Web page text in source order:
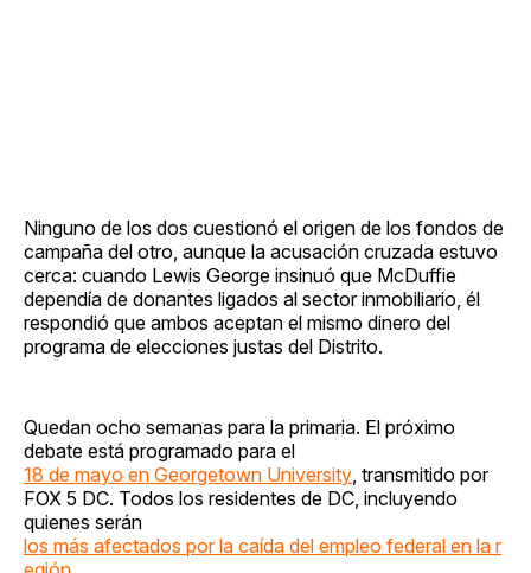
Ninguno de los dos cuestionó el origen de los fondos de
campaña del otro, aunque la acusación cruzada estuvo
cerca: cuando Lewis George insinuó que McDuffie
dependía de donantes ligados al sector inmobiliario, él
respondió que ambos aceptan el mismo dinero del
programa de elecciones justas del Distrito.
Quedan ocho semanas para la primaria. El próximo
debate está programado para el
18 de mayo en Georgetown University, transmitido por
FOX 5 DC. Todos los residentes de DC, incluyendo
quienes serán
los más afectados por la caída del empleo federal en la r